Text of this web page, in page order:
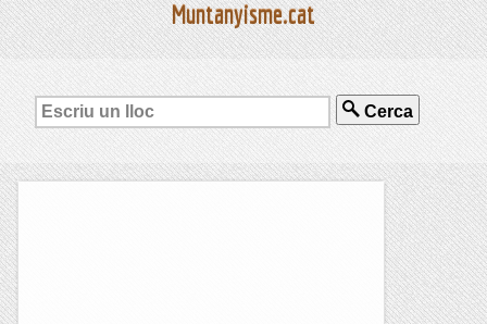
Muntanyisme.cat
Cerca